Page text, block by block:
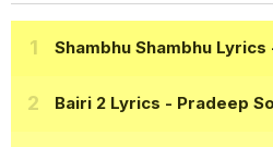
Shambhu Shambhu Lyrics
Bairi 2 Lyrics - Pradeep